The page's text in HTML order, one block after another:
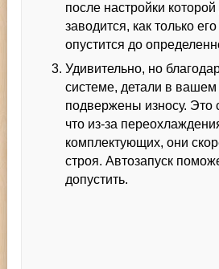
после настройки которой
заводится, как только
опустится до
Удивительно, но
системе, детали в
подвержены износу. Это
что из-за
комплектующих, они
строя. Автозапуск
допустить.